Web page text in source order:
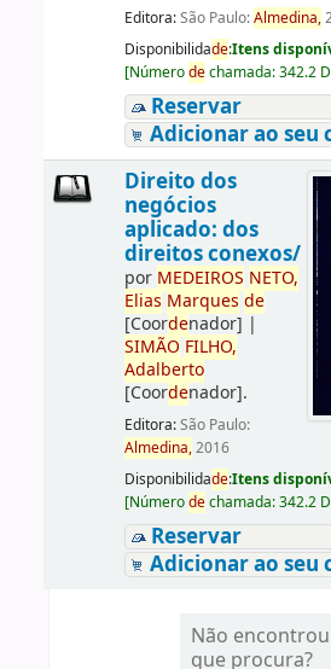
Editora:São Paulo:Almedina,
Disponibilidade:Itens
[Númerodechamada:342.2
Reservar
Adicionar ao seu
Direito dos
negócios
aplicado: dos
direitos conexos/
por MEDEIROS NETO,
Elias Marques de
[Coordenador] |
SIMÃO FILHO,
Adalberto
[Coordenador].
Editora:São Paulo:
Almedina,2016
Disponibilidade:Itens
[Númerodechamada:342.2
Reservar
Adicionar ao seu
Não
que procura?